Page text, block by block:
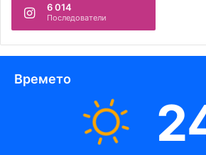
6 014
Последователи
Времето